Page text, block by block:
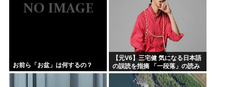
お前ら「お盆」は何するの？
【元V6】三宅健 気になる日本語
の誤読を指摘 「一段落」の読み
は？ 「使い方間違ってるんだよ
なとか」